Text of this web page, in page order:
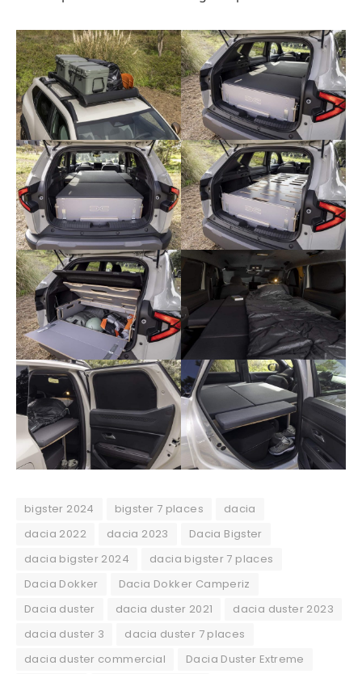
bigster 2024 bigster 7 places
dacia
dacia 2022
dacia 2023
Dacia Bigster
dacia bigster 2024
dacia bigster 7 places
Dacia Dokker
Dacia Dokker Camperiz
Dacia duster
dacia duster 2021
dacia duster 2023
dacia duster 3
dacia duster 7 places
dacia duster commercial
Dacia Duster Extreme